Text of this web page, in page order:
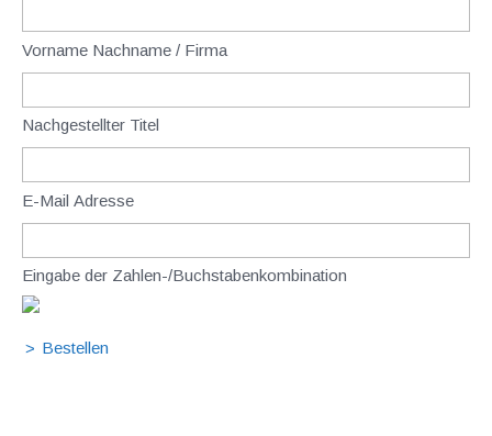
Vorname Nachname / Firma
Nachgestellter Titel
E-Mail Adresse
Eingabe der Zahlen-/Buchstabenkombination